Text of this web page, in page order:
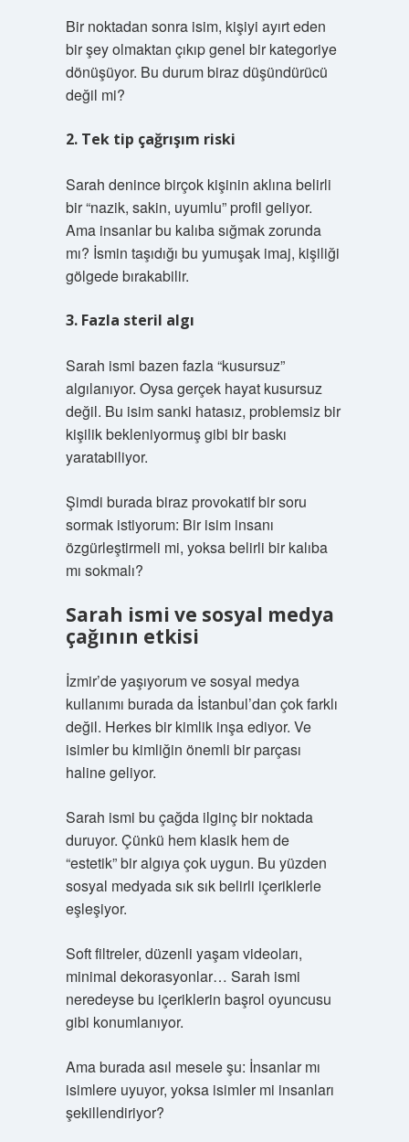
Bir noktadan sonra isim, kişiyi ayırt eden
bir şey olmaktan çıkıp genel bir kategoriye
dönüşüyor. Bu durum biraz düşündürücü
değil mi?
2. Tek tip çağrışım riski
Sarah denince birçok kişinin aklına belirli
bir “nazik, sakin, uyumlu” profil geliyor.
Ama insanlar bu kalıba sığmak zorunda
mı? İsmin taşıdığı bu yumuşak imaj, kişiliği
gölgede bırakabilir.
3. Fazla steril algı
Sarah ismi bazen fazla “kusursuz”
algılanıyor. Oysa gerçek hayat kusursuz
değil. Bu isim sanki hatasız, problemsiz bir
kişilik bekleniyormuş gibi bir baskı
yaratabiliyor.
Şimdi burada biraz provokatif bir soru
sormak istiyorum: Bir isim insanı
özgürleştirmeli mi, yoksa belirli bir kalıba
mı sokmalı?
Sarah ismi ve sosyal medya
çağının etkisi
İzmir’de yaşıyorum ve sosyal medya
kullanımı burada da İstanbul’dan çok farklı
değil. Herkes bir kimlik inşa ediyor. Ve
isimler bu kimliğin önemli bir parçası
haline geliyor.
Sarah ismi bu çağda ilginç bir noktada
duruyor. Çünkü hem klasik hem de
“estetik” bir algıya çok uygun. Bu yüzden
sosyal medyada sık sık belirli içeriklerle
eşleşiyor.
Soft filtreler, düzenli yaşam videoları,
minimal dekorasyonlar… Sarah ismi
neredeyse bu içeriklerin başrol oyuncusu
gibi konumlanıyor.
Ama burada asıl mesele şu: İnsanlar mı
isimlere uyuyor, yoksa isimler mi insanları
şekillendiriyor?